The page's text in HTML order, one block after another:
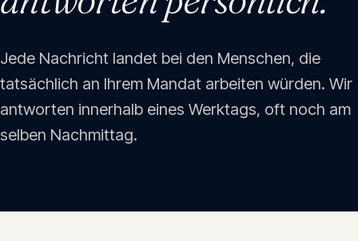
Insights 05
Jede Nachricht landet bei den Menschen, die
tatsächlich an Ihrem Mandat arbeiten würden. Wir
antworten innerhalb eines Werktags, oft noch am
selben Nachmittag.